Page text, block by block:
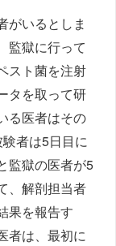
がいるとしま
監獄に行って
スト菌を注射
タを取って研
る医者はその
者は5日目に
監獄の医者が5
、解剖担当者
果を報告す
者は、最初に